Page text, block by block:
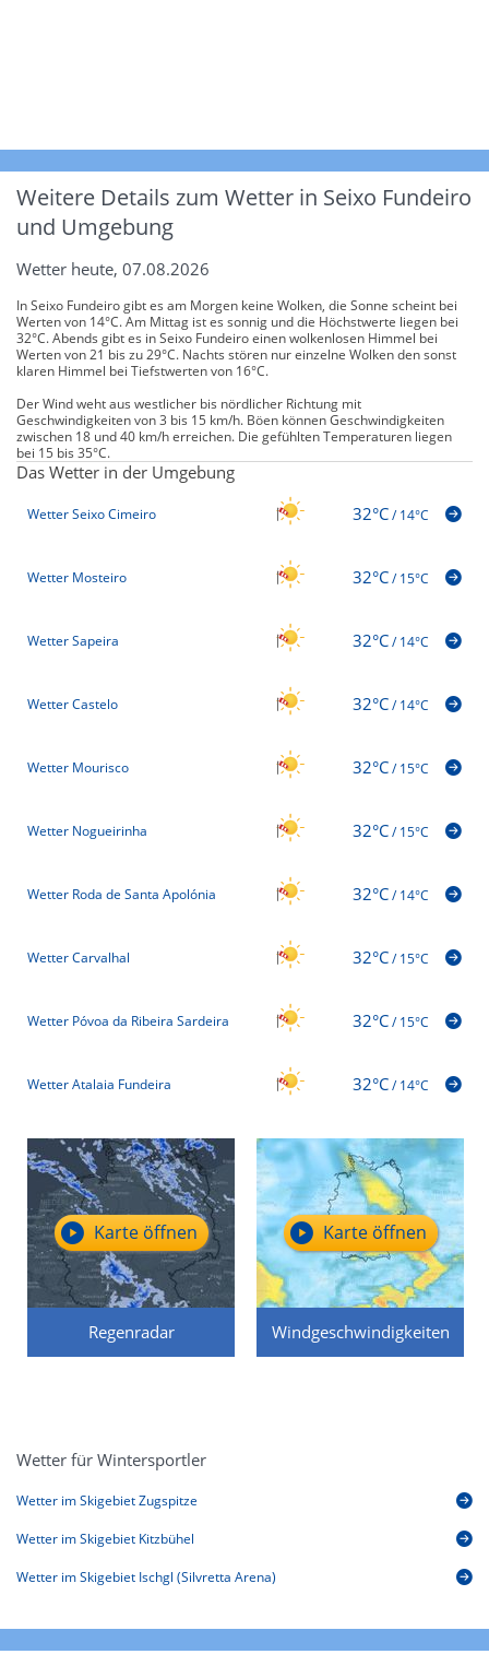
Weitere Details zum Wetter in Seixo Fundeiro
und Umgebung
Wetter heute, 07.08.2026
In Seixo Fundeiro gibt es am Morgen keine Wolken, die Sonne scheint bei
Werten von 14°C. Am Mittag ist es sonnig und die Höchstwerte liegen bei
32°C. Abends gibt es in Seixo Fundeiro einen wolkenlosen Himmel bei
Werten von 21 bis zu 29°C. Nachts stören nur einzelne Wolken den sonst
klaren Himmel bei Tiefstwerten von 16°C.
Der Wind weht aus westlicher bis nördlicher Richtung mit
Geschwindigkeiten von 3 bis 15 km/h. Böen können Geschwindigkeiten
zwischen 18 und 40 km/h erreichen. Die gefühlten Temperaturen liegen
bei 15 bis 35°C.
Das Wetter in der Umgebung
Wetter Seixo Cimeiro 32°C/14°C
Wetter Mosteiro 32°C/15°C
Wetter Sapeira 32°C/14°C
Wetter Castelo 32°C/14°C
Wetter Mourisco 32°C/15°C
Wetter Nogueirinha 32°C/15°C
Wetter Roda de Santa Apolónia 32°C/14°C
Wetter Carvalhal 32°C/15°C
Wetter Póvoa da Ribeira Sardeira 32°C/15°C
Wetter Atalaia Fundeira 32°C/14°C
Regenradar
Karte öffnen
Windgeschwindigkeiten
Karte öffnen
Wetter für Wintersportler
Wetter im Skigebiet Zugspitze
Wetter im Skigebiet Kitzbühel
Wetter im Skigebiet Ischgl (Silvretta Arena)